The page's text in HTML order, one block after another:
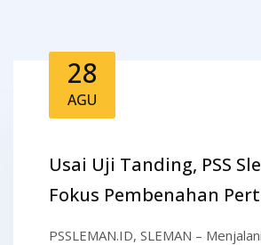
28
AGU
Usai Uji Tanding, PSS
Fokus Pembenahan
PSSLEMAN.ID, SLEMAN –